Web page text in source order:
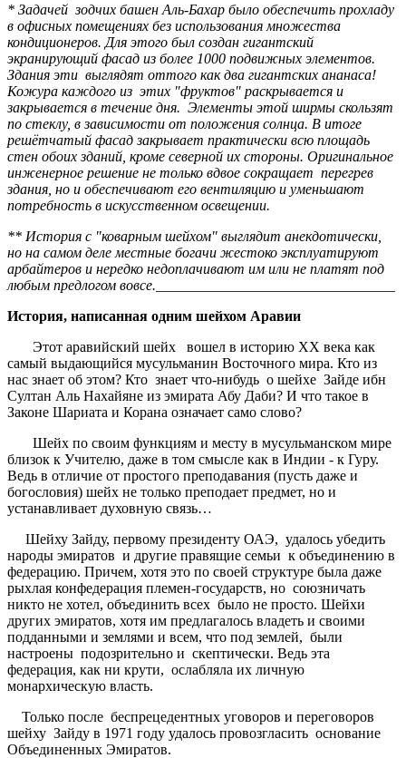
* Задачей зодчих башен Аль-Бахар было обеспечить прохладу
в офисных помещениях без использования множества
кондиционеров. Для этого был создан гигантский
экранирующий фасад из более 1000 подвижных элементов.
Здания эти выглядят оттого как два гигантских ананаса!
Кожура каждого из этих "фруктов" раскрывается и
закрывается в течение дня. Элементы этой ширмы скользят
по стеклу, в зависимости от положения солнца. В итоге
решётчатый фасад закрывает практически всю площадь
стен обоих зданий, кроме северной их стороны. Оригинальное
инженерное решение не только вдвое сокращает перегрев
здания, но и обеспечивают его вентиляцию и уменьшают
потребность в искусственном освещении.
** История с "коварным шейхом" выглядит анекдотически,
но на самом деле местные богачи жестоко эксплуатируют
арбайтеров и нередко недоплачивают им или не платят под
любым предлогом вовсе.
История, написанная одним шейхом Аравии
Этот аравийский шейх вошел в историю ХХ века как
самый выдающийся мусульманин Восточного мира. Кто из
нас знает об этом? Кто знает что-нибудь о шейхе Зайде ибн
Султан Аль Нахайяне из эмирата Абу Даби? И что такое в
Законе Шариата и Корана означает само слово?
Шейх по своим функциям и месту в мусульманском мире
близок к Учителю, даже в том смысле как в Индии - к Гуру.
Ведь в отличие от простого преподавания (пусть даже и
богословия) шейх не только преподает предмет, но и
устанавливает духовную связь…
Шейху Зайду, первому президенту ОАЭ, удалось убедить
народы эмиратов и другие правящие семьи к объединению в
федерацию. Причем, хотя это по своей структуре была даже
рыхлая конфедерация племен-государств, но союзничать
никто не хотел, объединить всех было не просто. Шейхи
других эмиратов, хотя им предлагалось владеть и своими
подданными и землями и всем, что под землей, были
настроены подозрительно и скептически. Ведь эта
федерация, как ни крути, ослабляла их личную
монархическую власть.
Только после беспрецедентных уговоров и переговоров
шейху Зайду в 1971 году удалось провозгласить основание
Объединенных Эмиратов.